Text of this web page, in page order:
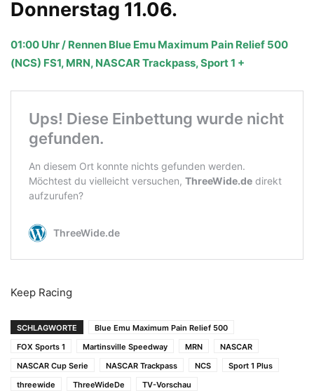
Donnerstag 11.06.
01:00 Uhr / Rennen Blue Emu Maximum Pain Relief 500
(NCS) FS1, MRN, NASCAR Trackpass, Sport 1 +
Keep Racing
SCHLAGWORTE
Blue Emu Maximum Pain Relief 500
FOX Sports 1
Martinsville Speedway MRN
NASCAR
NASCAR Cup Serie
NASCAR Trackpass NCS
Sport 1 Plus
threewide
ThreeWideDe TV-Vorschau